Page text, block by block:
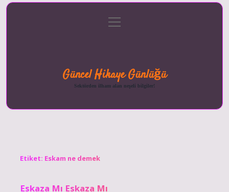
menüyü
aç
Güncel Hikaye Günlüğü
Sektörden ilham alan neşeli bilgiler!
Etiket: Eskam ne demek
Eskaza Mı Eskaza Mı